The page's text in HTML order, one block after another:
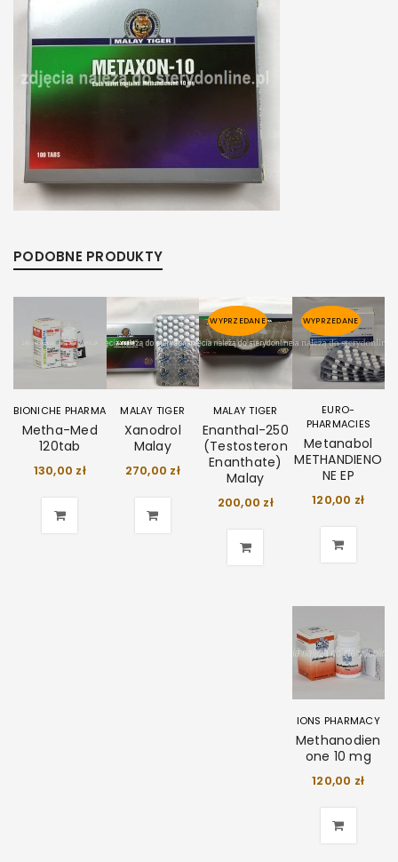
PODOBNE PRODUKTY
BIONICHE PHARMA
Metha-Med
120tab
130,00 zł
MALAY TIGER
Xanodrol
Malay
270,00 zł
WYPRZEDANE
MALAY TIGER
Enanthal-250
(Testosteron
Enanthate)
Malay
200,00 zł
WYPRZEDANE
EURO-
PHARMACIES
Metanabol
METHANDIENO
NE EP
120,00 zł
IONS PHARMACY
Methanodien
one 10 mg
120,00 zł